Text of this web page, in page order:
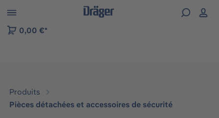
to B2B platform navigation
0,00 €*
Produits
Pièces détachées et accessoires de sécurité